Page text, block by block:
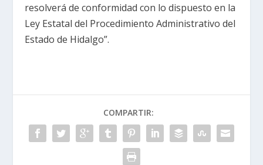
resolverá de conformidad con lo dispuesto en la
Ley Estatal del Procedimiento Administrativo del
Estado de Hidalgo”.
COMPARTIR: